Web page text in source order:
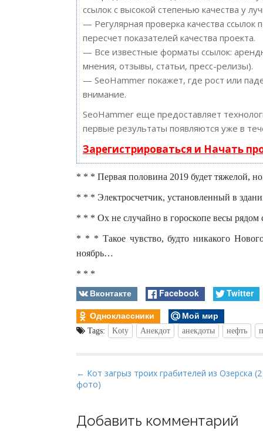
ссылок с высокой степенью качества у
— Регулярная проверка качества
пересчет показателей качества проекта.
— Все известные форматы ссылок:
мнения, отзывы, статьи, пресс-релизы).
— SeoHammer покажет, где рост или
внимание.
SeoHammer еще предоставляет
первые результаты появляются уже в
Зарегистрироваться и Начать
* * * Первая половина 2019 будет тяжелой,
* * * Электросчетчик, установленный в
* * * Ох не случайно в гороскопе весы
* * * Такое чувство, будто никакого
ноябрь…
* * *
Вконтакте Facebook
Twitter
Одноклассники
Мой мир
Tags: Koty Анекдот анекдоты нефть
P
o
t
← Кот загрыз троих грабителей из Озерска (2
фото)
Добавить комментарий